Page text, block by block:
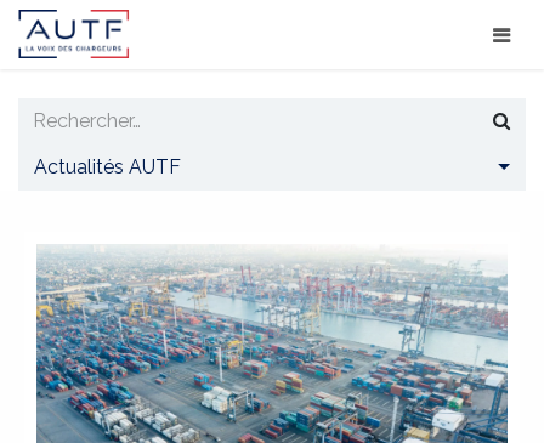
Actualités AUTF